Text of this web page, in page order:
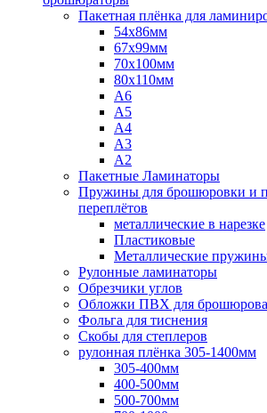
Пакетная плёнка для
54x86мм
67x99мм
70х100мм
80x110мм
A6
A5
A4
A3
A2
Пакетные Ламинаторы
Пружины для брошюровки и
переплётов
металлические в нарезке
Пластиковые
Металлические
Рулонные ламинаторы
Обрезчики углов
Обложки ПВХ для
Фольга для тиснения
Скобы для степлеров
рулонная плёнка 305-1400мм
305-400мм
400-500мм
500-700мм